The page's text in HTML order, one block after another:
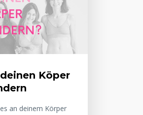
Köper
an deinem Körper